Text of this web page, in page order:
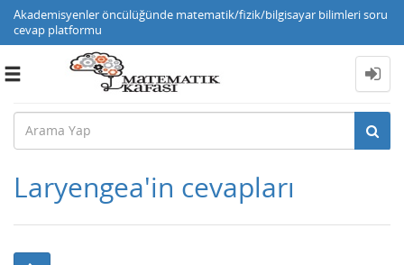
Akademisyenler öncülüğünde matematik/fizik/bilgisayar bilimleri soru
cevap platformu
Toggle
Laryengea'in cevapları